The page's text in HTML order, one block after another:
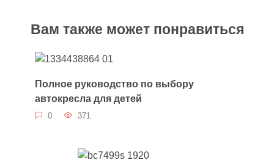
Вам также может понравиться
Полное руководство по выбору
автокресла для детей
0 371